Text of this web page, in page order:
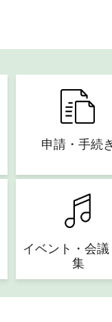
申請・手続き
イベント・会議
集